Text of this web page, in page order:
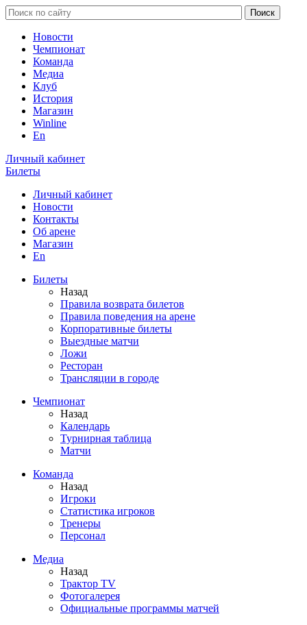
Новости
Чемпионат
Команда
Медиа
Клуб
История
Магазин
Winline
En
Личный кабинет
Билеты
Личный кабинет
Новости
Контакты
Об арене
Магазин
En
Билеты
Назад
Правила возврата билетов
Правила поведения на арене
Корпоративные билеты
Выездные матчи
Ложи
Ресторан
Трансляции в городе
Чемпионат
Назад
Календарь
Турнирная таблица
Матчи
Команда
Назад
Игроки
Статистика игроков
Тренеры
Персонал
Медиа
Назад
Трактор TV
Фотогалерея
Официальные программы матчей